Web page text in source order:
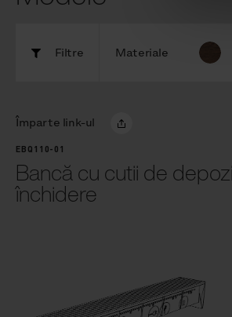
Filtre Materiale
Împarte link-ul
EBQ110-01
Bancă cu cutii de
închidere